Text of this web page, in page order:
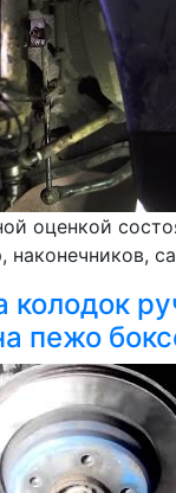
оценкой
колодок
пежо